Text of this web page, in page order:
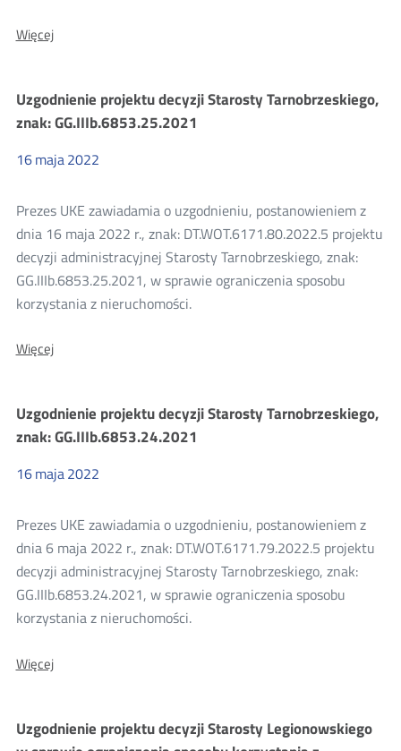
WięcejO:
decyzji
Prezesa
UKE
UPC
z
o.o.
Uzgodnienie projektu decyzji Starosty Tarnobrzeskiego,
znak: GG.IIIb.6853.25.2021
16maja2022
Prezes UKE zawiadamia o uzgodnieniu, postanowieniem z
dnia 16 maja 2022 r., znak: DT.WOT.6171.80.2022.5 projektu
decyzji administracyjnej Starosty Tarnobrzeskiego, znak:
GG.IIIb.6853.25.2021, w sprawie ograniczenia sposobu
korzystania z nieruchomości.
WięcejO:
Starosty
Tarnobrzeskiego,
znak:
Uzgodnienie projektu decyzji Starosty Tarnobrzeskiego,
znak: GG.IIIb.6853.24.2021
16maja2022
Prezes UKE zawiadamia o uzgodnieniu, postanowieniem z
dnia 6 maja 2022 r., znak: DT.WOT.6171.79.2022.5 projektu
decyzji administracyjnej Starosty Tarnobrzeskiego, znak:
GG.IIIb.6853.24.2021, w sprawie ograniczenia sposobu
korzystania z nieruchomości.
WięcejO:
Starosty
Tarnobrzeskiego,
Uzgodnienie projektu decyzji Starosty Legionowskiego